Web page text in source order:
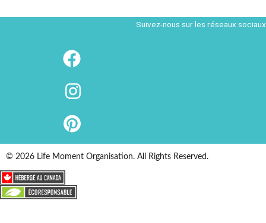
Suivez-nous sur les réseaux sociaux
© 2026 Life Moment Organisation. All Rights Reserved.